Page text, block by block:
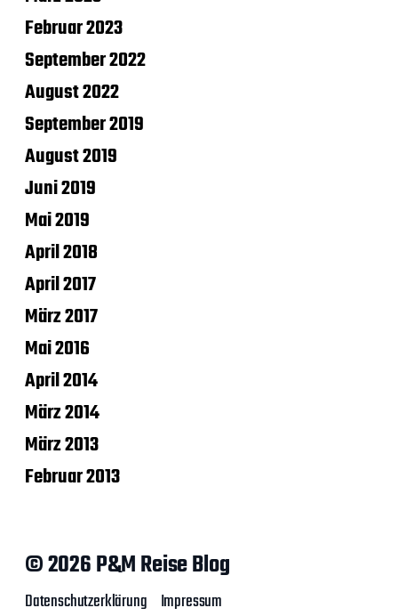
Februar 2023
September 2022
August 2022
September 2019
August 2019
Juni 2019
Mai 2019
April 2018
April 2017
März 2017
Mai 2016
April 2014
März 2014
März 2013
Februar 2013
© 2026 P&M Reise Blog
Datenschutzerklärung Impressum